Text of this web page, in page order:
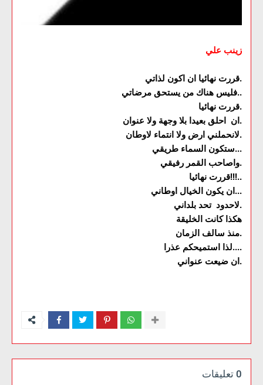
زينب علي
قررت نهائيا ان اكون لذاتي.
فليس هناك من يستحق مرضاتي..
قررت نهائيا.
ان احلق بعيدا بلا وجهة ولا عنوان.
لانحملني ارض ولا انتماء لاوطان.
ستكون السماء طريقي...
واصاحب القمر رفيقي.
قررت نهائيا!!!..
ان يكون الخيال اوطاني...
لاحدود تحد بلداني.
هكذا كانت الخليقة
منذ سالف الزمان.
لذا استميحكم عذرا....
ان ضيعت عنواني.
0 تعليقات